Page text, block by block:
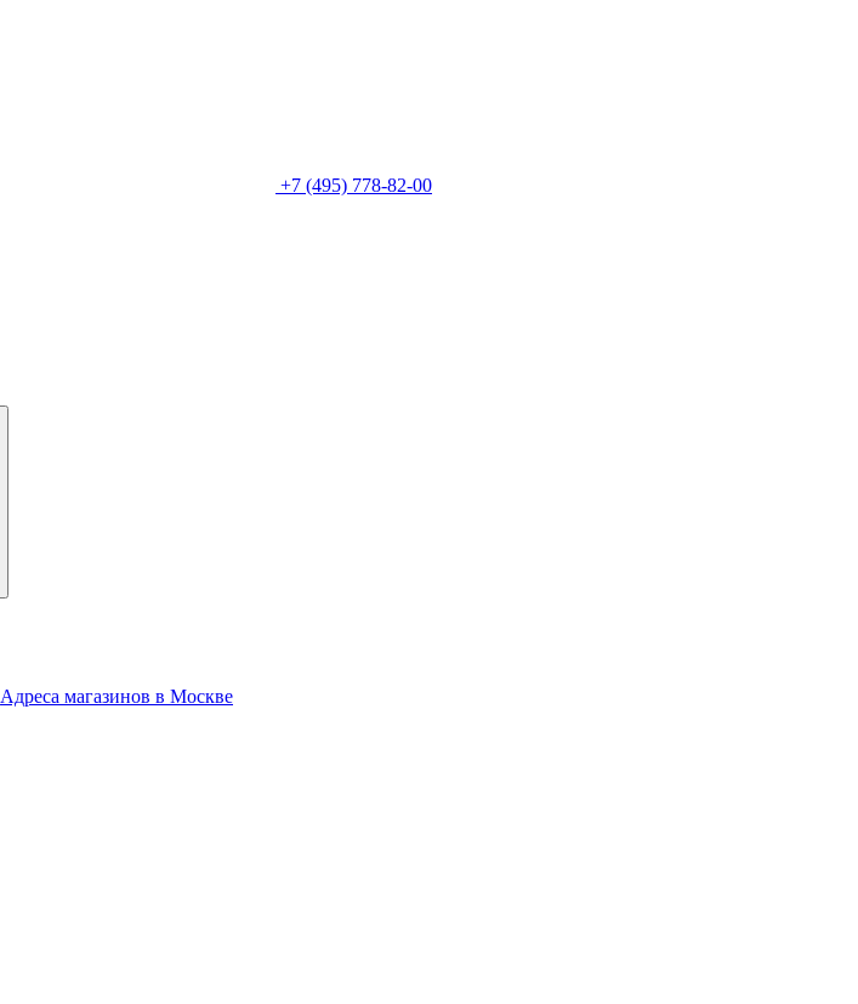
+7 (495) 778-82-00
Aдреса магазинов в Москве